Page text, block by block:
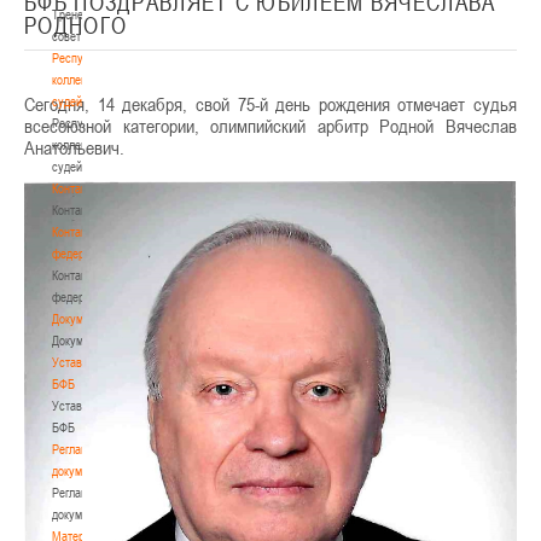
Тренерский
совет
Республиканская
коллегия
судей
Республиканская
коллегия
судей
Контакты
Контакты
Контакты
федерации
Контакты
федерации
Документы
Документы
Устав
БФБ
Устав
БФБ
Регламентирующие
документы
Регламентирующие
документы
Материалы
РОДНОГО
Сегодня, 14 декабря, свой 75-й день рождения отмечает судья
всесоюзной категории, олимпийский арбитр Родной Вячеслав
Анатольевич.